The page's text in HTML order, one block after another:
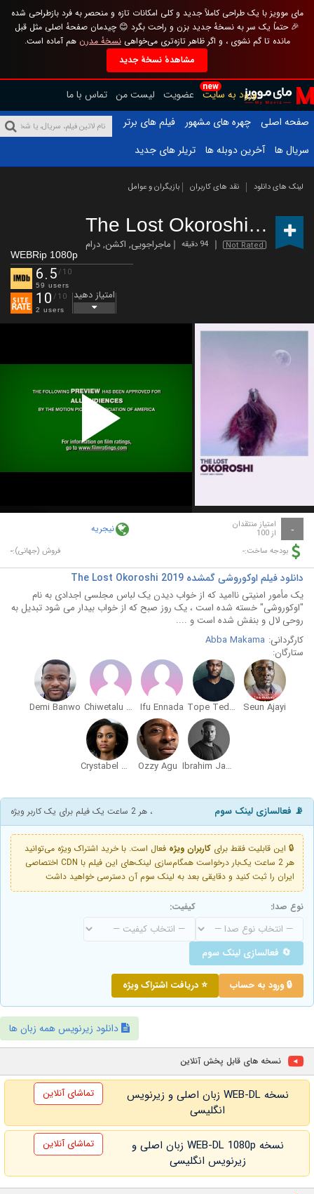
مای موویز با یک طراحی کاملاً جدید و کلی امکانات تازه و منحصر به فرد بازطراحی شده
🎉 حتماً یک سر به نسخهٔ جدید بزن و راحت بگرد 😊 چیدمان صفحهٔ اصلی مثل قبل
مانده تا گم نشوی ، و اگر ظاهر تازه‌تری می‌خواهینسخهٔ مدرن هم آماده است.
مشاهدهٔ نسخهٔ جدید
new
ورود به سایت عضویت لیست من تماس با ما
صفحه اصلی
چهره های مشهور
فیلم های برتر
سریال ها
آخرین دوبله ها تریلر های جدید
لینک های دانلود نقد های کاربران بازیگران و عوامل
The Lost Okoroshi(2019)
Not Rated 94 دقیقه ماجراجویی, اکشن,درام
WEBRip 1080p
6.5/10
59 users
10 /10
2 users
امتیاز دهید
Play
Video
- امتیاز منتقدان
از 100 نیجریه
بودجه ساخت:- فروش (جهانی):-
دانلود فیلم اوکوروشی گمشده The Lost Okoroshi 2019
یک مأمور امنیتی ناامید که از خواب دیدن یک لباس مجلسی اجدادی به نام
"اوکوروشی" خسته شده است ، یک روز صبح که از خواب بیدار می شود تبدیل به
روحی لال و بنفش شده است و ....
کارگردانی: Abba Makama
ستارگان:
Seun Ajayi
Tope Tedela
Ifu Ennada
Chiwetalu Agu
Demi Banwo
Ibrahim Jammal
Ozzy Agu
Crystabel Goddy
📡 فعالسازی لینک سوم ، هر 2 ساعت یک فیلم برای یک کاربر ویژه
🔒 این قابلیت فقط برای کاربران ویژه فعال است. با خرید اشتراک ویژه می‌توانید
هر 2 ساعت یک‌بار درخواست همگام‌سازی لینک‌های این فیلم با CDN اختصاصی
ایران را ثبت کنید و دقایقی بعد به لینک سوم آن دسترسی خواهید داشت
نوع صدا: کیفیت:
🔄 فعالسازی لینک سوم
🔒 ورود به حساب ⭐ دریافت اشتراک ویژه
دانلود زیرنویس همه زبان ها
نسخه های قابل پخش آنلاین
نسخه WEB-DL زبان اصلی و زیرنویس
انگلیسی
تماشای آنلاین
نسخه WEB-DL 1080p زبان اصلی و
زیرنویس انگلیسی
تماشای آنلاین